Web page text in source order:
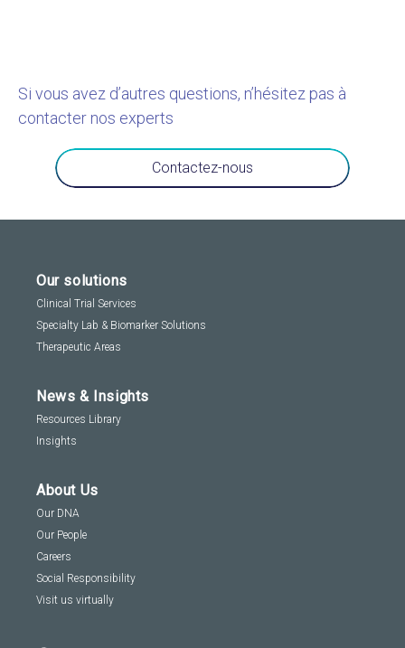
Contactez-nous
Si vous avez d’autres questions, n’hésitez pas à
contacter nos experts
Our solutions
Clinical Trial Services
Specialty Lab & Biomarker Solutions
Therapeutic Areas
News & Insights
Resources Library
Insights
About Us
Our DNA
Our People
Careers
Social Responsibility
Visit us virtually